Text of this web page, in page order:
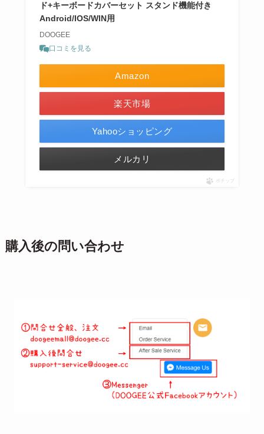
ド+キーボードカバーセット スタンド機能付き
Android/IOS/WIN用
DOOGEE
口コミを見る
Amazon
楽天市場
Yahooショッピング
メルカリ
ポチップ
購入後の問い合わせ